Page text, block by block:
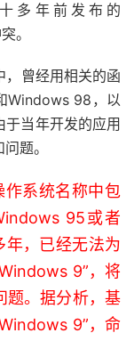
多年前发布的
。
，曾经用相关的函
Windows 98，以
当年开发的应用
题。
作系统名称中包
95或者
，已经无法为
9”，将
题。据分析，基
9”，命